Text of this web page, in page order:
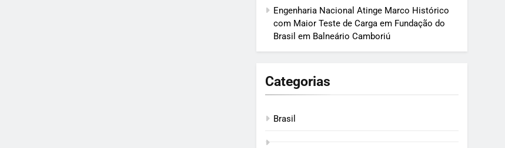
Engenharia Nacional Atinge Marco Histórico
com Maior Teste de Carga em Fundação do
Brasil em Balneário Camboriú
Categorias
Brasil